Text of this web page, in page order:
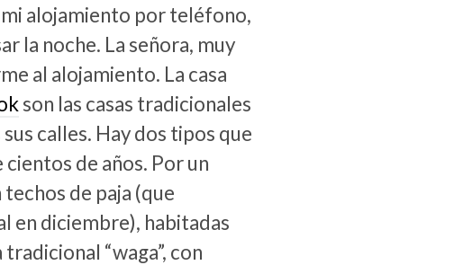
alojamiento por teléfono,
la noche. La señora, muy
al alojamiento. La casa
son las casas tradicionales
calles. Hay dos tipos que
de años. Por un
techos de paja (que
en diciembre), habitadas
“waga”, con